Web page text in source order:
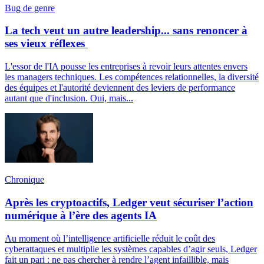
Bug de genre
La tech veut un autre leadership... sans renoncer à
ses vieux réflexes
L'essor de l'IA pousse les entreprises à revoir leurs attentes envers
les managers techniques. Les compétences relationnelles, la diversité
des équipes et l'autorité deviennent des leviers de performance
autant que d'inclusion. Oui, mais...
Chronique
Après les cryptoactifs, Ledger veut sécuriser l’action
numérique à l’ère des agents IA
Au moment où l’intelligence artificielle réduit le coût des
cyberattaques et multiplie les systèmes capables d’agir seuls, Ledger
fait un pari : ne pas chercher à rendre l’agent infaillible, mais